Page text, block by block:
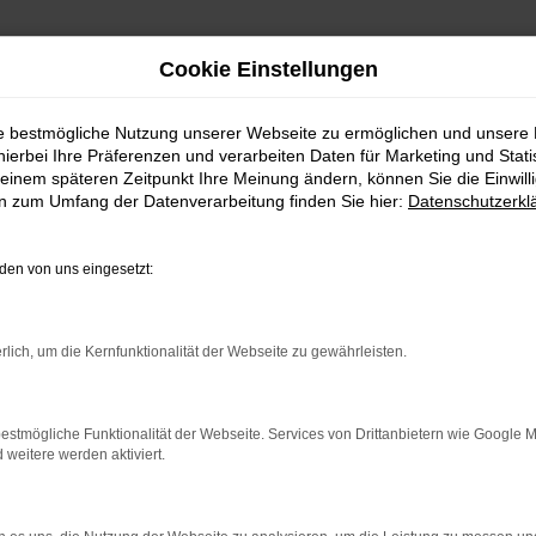
FÜR KAMENZ
EXZELLENTE MOBILITÄT
Škoda Scala Neuwagen. Der Grund liegt unter anderem in
Entsprechend genießen Sie mit Ihrem Škoda Scala
bereits darüber einig, dass ein Škoda Scala Neuwagen weit
für Kamenz bis ins kleinste Detail nach eigenen
gern.
Cookie Einstellungen
bestmögliche Nutzung unserer Webseite zu ermöglichen und unsere
Ihre Präferenzen und verarbeiten Daten für Marketing und
späteren Zeitpunkt Ihre Meinung ändern, können Sie die
zum Umfang der Datenverarbeitung finden Sie hier:
von uns eingesetzt:
um die Kernfunktionalität der Webseite zu gewährleisten.
Funktionalität der Webseite. Services von Drittanbietern wie Google
weitere werden aktiviert.